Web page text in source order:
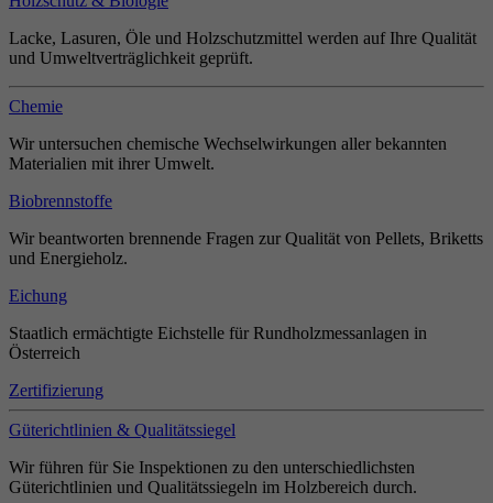
Lacke, Lasuren, Öle und Holzschutzmittel werden auf Ihre Qualität
und Umweltverträglichkeit geprüft.
Chemie
Wir untersuchen chemische Wechselwirkungen aller bekannten
Materialien mit ihrer Umwelt.
Biobrennstoffe
Wir beantworten brennende Fragen zur Qualität von Pellets, Briketts
und Energieholz.
Eichung
Staatlich ermächtigte Eichstelle für Rundholzmessanlagen in
Österreich
Zertifizierung
Güterichtlinien & Qualitätssiegel
Wir führen für Sie Inspektionen zu den unterschiedlichsten
Güterichtlinien und Qualitätssiegeln im Holzbereich durch.